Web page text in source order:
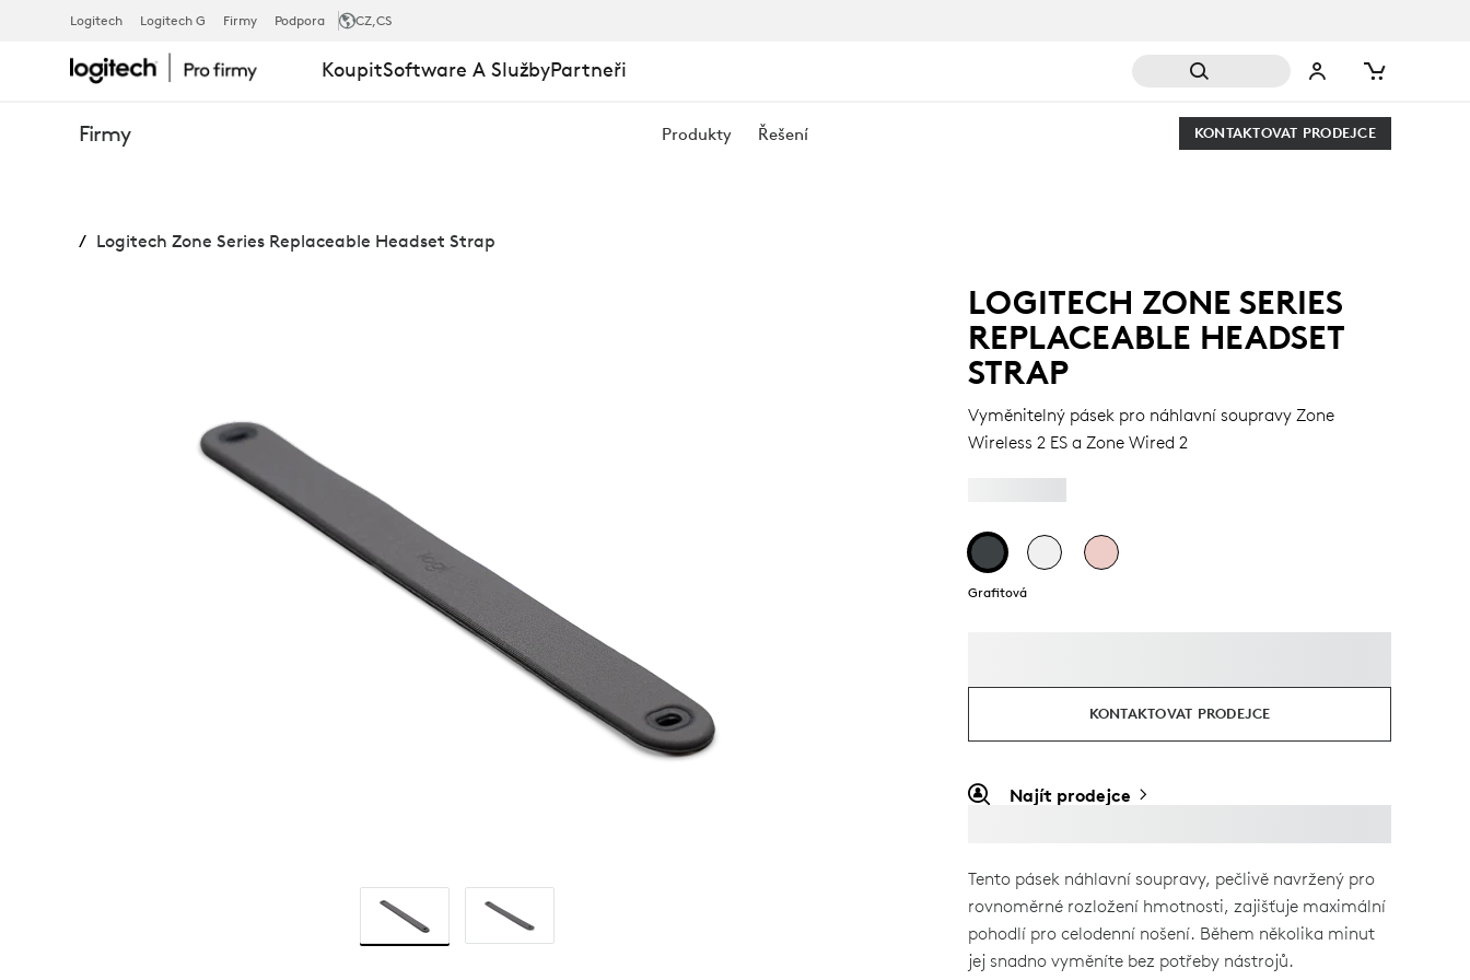
ZONE
SERIES
REPLACEABLE
Logitech Logitech G Firmy Podpora CZ,CS
KoupitSoftware A SlužbyPartneři
Firmy Produkty Řešení KONTAKTOVAT PRODEJCE
Logitech Zone Series Replaceable Headset Strap
LOGITECH ZONE SERIES
REPLACEABLE HEADSET
STRAP
Vyměnitelný pásek pro náhlavní soupravy Zone
Wireless 2 ES a Zone Wired 2
Grafitová
KONTAKTOVAT PRODEJCE
Najít prodejce
Tento pásek náhlavní soupravy, pečlivě navržený pro
rovnoměrné rozložení hmotnosti, zajišťuje maximální
pohodlí pro celodenní nošení. Během několika minut
jej snadno vyměníte bez potřeby nástrojů.